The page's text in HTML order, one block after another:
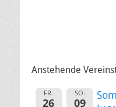
Anstehende
FR.
26
SO.
09